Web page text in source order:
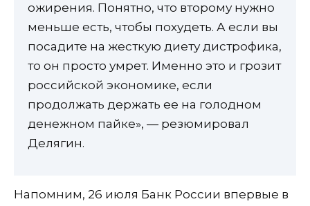
ожирения. Понятно, что второму нужно
меньше есть, чтобы похудеть. А если вы
посадите на жесткую диету дистрофика,
то он просто умрет. Именно это и грозит
российской экономике, если
продолжать держать ее на голодном
денежном пайке», — резюмировал
Делягин.
Напомним, 26 июля Банк России впервые в